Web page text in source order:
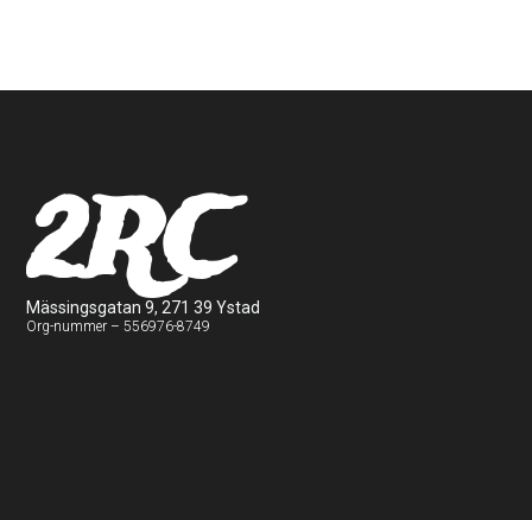
2RC
Mässingsgatan 9, 271 39 Ystad
Org-nummer – 556976-8749